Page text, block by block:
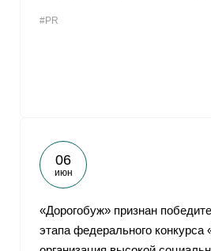
#PR
06
июн
«Дорогобуж» признан
этапа федерального конкурса